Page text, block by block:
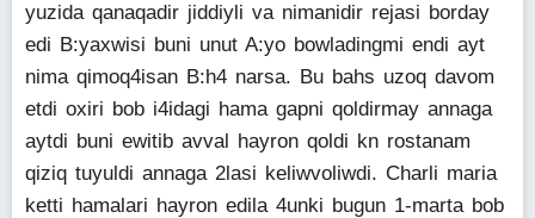
yuzida qanaqadir jiddiyli va nimanidir rejasi borday
edi B:yaxwisi buni unut A:yo bowladingmi endi ayt
nima qimoq4isan B:h4 narsa. Bu bahs uzoq davom
etdi oxiri bob i4idagi hama gapni qoldirmay annaga
aytdi buni ewitib avval hayron qoldi kn rostanam
qiziq tuyuldi annaga 2lasi keliwvoliwdi. Charli maria
ketti hamalari hayron edila 4unki bugun 1-marta bob